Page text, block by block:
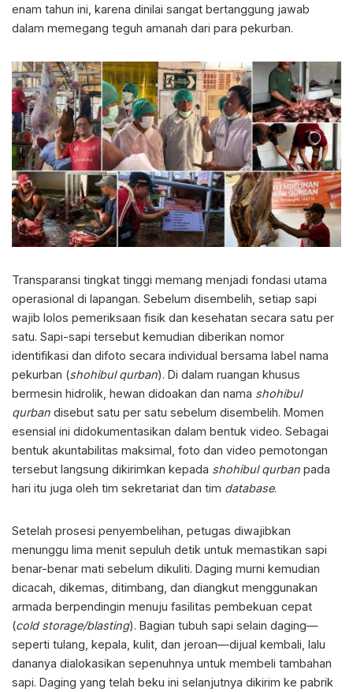
enam tahun ini, karena dinilai sangat bertanggung jawab
dalam memegang teguh amanah dari para pekurban.
Transparansi tingkat tinggi memang menjadi fondasi utama
operasional di lapangan. Sebelum disembelih, setiap sapi
wajib lolos pemeriksaan fisik dan kesehatan secara satu per
satu. Sapi-sapi tersebut kemudian diberikan nomor
identifikasi dan difoto secara individual bersama label nama
pekurban (shohibul qurban). Di dalam ruangan khusus
bermesin hidrolik, hewan didoakan dan nama shohibul
qurban disebut satu per satu sebelum disembelih. Momen
esensial ini didokumentasikan dalam bentuk video. Sebagai
bentuk akuntabilitas maksimal, foto dan video pemotongan
tersebut langsung dikirimkan kepada shohibul qurban pada
hari itu juga oleh tim sekretariat dan tim database.
Setelah prosesi penyembelihan, petugas diwajibkan
menunggu lima menit sepuluh detik untuk memastikan sapi
benar-benar mati sebelum dikuliti. Daging murni kemudian
dicacah, dikemas, ditimbang, dan diangkut menggunakan
armada berpendingin menuju fasilitas pembekuan cepat
(cold storage/blasting). Bagian tubuh sapi selain daging—
seperti tulang, kepala, kulit, dan jeroan—dijual kembali, lalu
dananya dialokasikan sepenuhnya untuk membeli tambahan
sapi. Daging yang telah beku ini selanjutnya dikirim ke pabrik